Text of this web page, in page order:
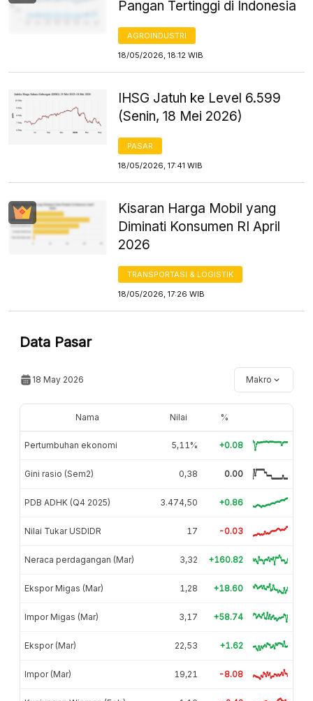
Pangan Tertinggi di Indonesia
AGROINDUSTRI
18/05/2026, 18:12 WIB
IHSG Jatuh ke Level 6.599
(Senin, 18 Mei 2026)
PASAR
18/05/2026, 17:41 WIB
Kisaran Harga Mobil yang
Diminati Konsumen RI April
2026
TRANSPORTASI & LOGISTIK
18/05/2026, 17:26 WIB
Data Pasar
18 May 2026 Makro
Nama Nilai %
Pertumbuhan ekonomi 5,11% +0.08
Gini rasio (Sem2) 0,38 0.00
PDB ADHK (Q4 2025) 3.474,50 +0.86
Nilai Tukar USDIDR 17 -0.03
Neraca perdagangan (Mar) 3,32 +160.82
Ekspor Migas (Mar) 1,28 +18.60
Impor Migas (Mar) 3,17 +58.74
Ekspor (Mar) 22,53 +1.62
Impor (Mar) 19,21 -8.08